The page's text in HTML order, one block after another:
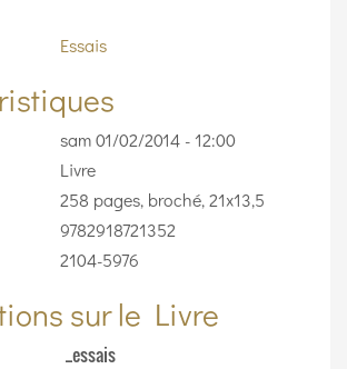
Essais
sam 01/02/2014 - 12:00
Livre
258 pages, broché, 21x13,5
9782918721352
2104-5976
sur le Livre
_essais